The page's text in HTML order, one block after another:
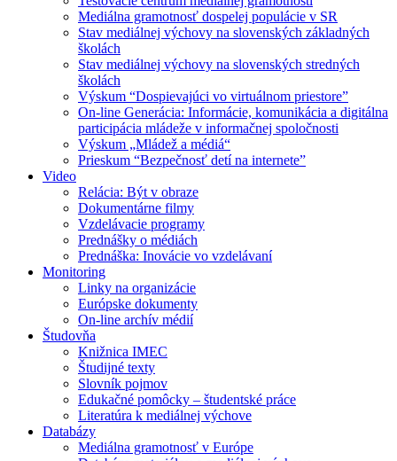
Mediálna gramotnosť dospelej populácie v SR
Stav mediálnej výchovy na slovenských základných
školách
Stav mediálnej výchovy na slovenských stredných
školách
Výskum “Dospievajúci vo virtuálnom priestore”
On-line Generácia: Informácie, komunikácia a digitálna
participácia mládeže v informačnej spoločnosti
Výskum „Mládež a médiá“
Prieskum “Bezpečnosť detí na internete”
Video
Relácia: Být v obraze
Dokumentárne filmy
Vzdelávacie programy
Prednášky o médiách
Prednáška: Inovácie vo vzdelávaní
Monitoring
Linky na organizácie
Európske dokumenty
On-line archív médií
Študovňa
Knižnica IMEC
Študijné texty
Slovník pojmov
Edukačné pomôcky – študentské práce
Literatúra k mediálnej výchove
Databázy
Mediálna gramotnosť v Európe